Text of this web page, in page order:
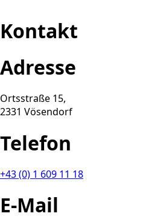
Kontakt
Adresse
Ortsstraße 15,
2331 Vösendorf
Telefon
+43 (0) 1 609 11 18
E-Mail